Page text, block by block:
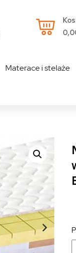
Materace i stelaże